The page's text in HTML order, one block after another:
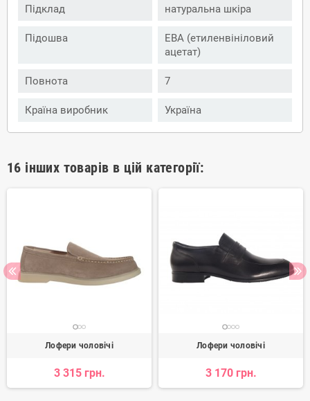
Підклад натуральна шкіра
Підошва
ЕВА (етиленвініловий
ацетат)
Повнота 7
Країна виробник Україна
16 інших товарів в цій категорії:
Лофери чоловічі
3 315 грн.
Лофери чоловічі
3 170 грн.